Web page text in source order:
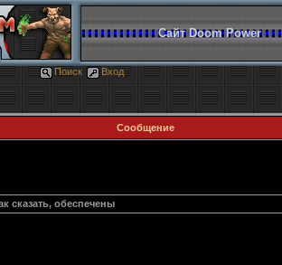
Сайт Doom Power
Поиск Вход
Сообщение
сказать, обеспечены